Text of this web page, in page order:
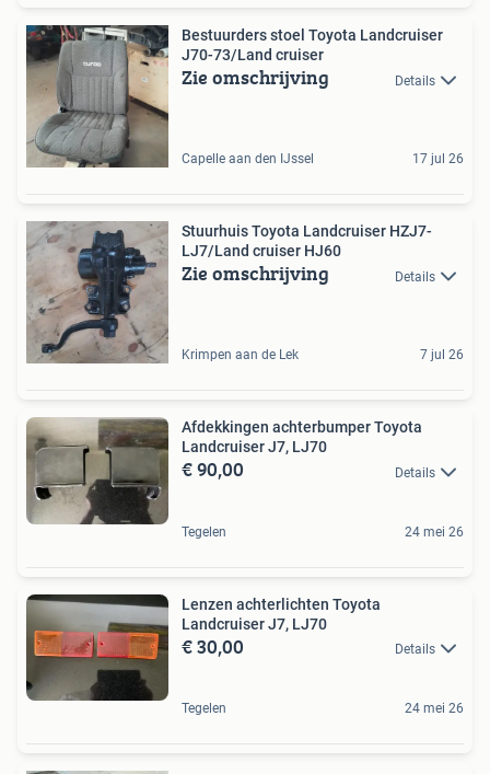
Bestuurders stoel Toyota Landcruiser
J70-73/Land cruiser
Zie omschrijving Details
Capelle aan den IJssel 17 jul 26
Stuurhuis Toyota Landcruiser HZJ7-
LJ7/Land cruiser HJ60
Zie omschrijving Details
Krimpen aan de Lek 7 jul 26
Afdekkingen achterbumper Toyota
Landcruiser J7, LJ70
€ 90,00 Details
Tegelen 24 mei 26
Lenzen achterlichten Toyota
Landcruiser J7, LJ70
€ 30,00 Details
Tegelen 24 mei 26